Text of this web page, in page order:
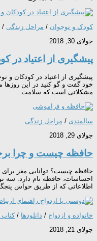
کودک و نوجوان / مراحل زندگی /
جولای 30, 2018
پیشگیری از اعتیاد در
پیشگیری از اعتیاد در کودکان و
خود گفت و گو کنید در این
مشکلاتی است که سلامت...
سالمندی / مراحل زندگی
جولای 29, 2018
حافظه چیست و چرا
حافظه چیست؟ توانایی مغز برای
احساسات، حافظه نام دارد. سه
اطلاعاتی که از طریق حواس
خانواده و ازدواج / دانلودها /
جولای 21, 2018